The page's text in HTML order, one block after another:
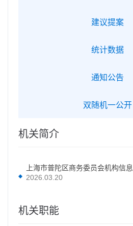
建议提案
统计数据
通知公告
双随机一公开
机关简介
上海市普陀区商务委员会机构信息
2026.03.20
机关职能